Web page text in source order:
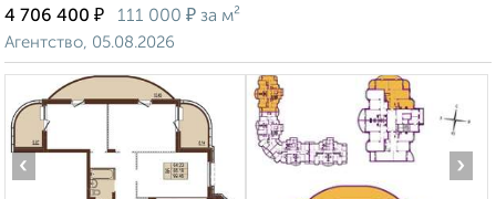
4 706 400 ₽ 111 000 ₽ за м²
Агентство, 05.08.2026
‹ ›